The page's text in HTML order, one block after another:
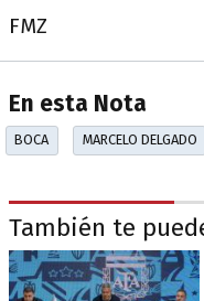
FMZ
En esta Nota
BOCA MARCELO DELGADO
También te